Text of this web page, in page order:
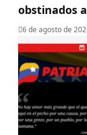
obstinados
6 de agosto de